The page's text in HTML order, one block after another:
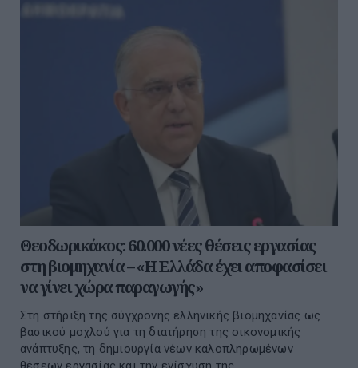
Θεοδωρικάκος: 60.000 νέες θέσεις εργασίας
στη βιομηχανία – «Η Ελλάδα έχει αποφασίσει
να γίνει χώρα παραγωγής»
Στη στήριξη της σύγχρονης ελληνικής βιομηχανίας ως
βασικού μοχλού για τη διατήρηση της οικονομικής
ανάπτυξης, τη δημιουργία νέων καλοπληρωμένων